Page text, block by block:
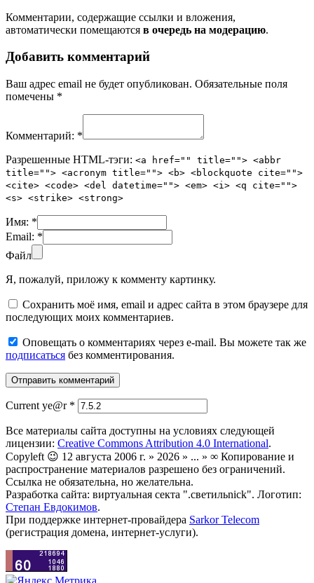
Комментарии, содержащие ссылки и вложения,
автоматически помещаются в очередь на модерацию.
Добавить комментарий
Ваш адрес email не будет опубликован. Обязательные поля
помечены *
Комментарий: *
Разрешенные HTML-тэги: <a href="" title=""> <abbr
title=""> <acronym title=""> <b> <blockquote cite="">
<cite> <code> <del datetime=""> <em> <i> <q cite="">
<s> <strike> <strong>
Имя: *
Email: *
Файл
Я, пожалуй, приложу к комменту картинку.
Сохранить моё имя, email и адрес сайта в этом браузере для
последующих моих комментариев.
Оповещать о комментариях через e-mail. Вы можете так же
подписаться без комментирования.
Current ye@r *
Все материалы сайта доступны на условиях следующей
лицензии: Creative Commons Attribution 4.0 International.
Copyleft 😉 12 августа 2006 г. » 2026 » ... » ∞ Копирование и
распространение материалов разрешено без ограничений.
Ссылка не обязательна, но желательна.
Разработка сайта: виртуальная секта ".светильnick". Логотип:
Степан Евдокимов.
При поддержке интернет-провайдера Sarkor Telecom
(регистрация домена, интернет-услуги).